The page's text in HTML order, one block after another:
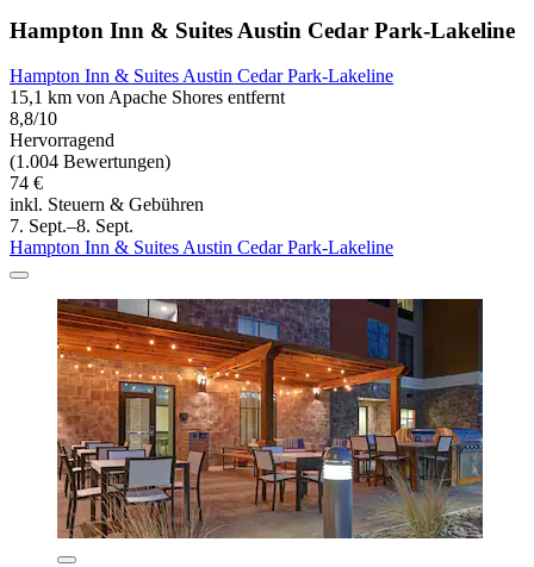
Hampton Inn & Suites Austin Cedar Park-Lakeline
Hampton Inn & Suites Austin Cedar Park-Lakeline
15,1 km von Apache Shores entfernt
8,8/10
Hervorragend
(1.004 Bewertungen)
74 €
inkl. Steuern & Gebühren
7. Sept.–8. Sept.
Hampton Inn & Suites Austin Cedar Park-Lakeline